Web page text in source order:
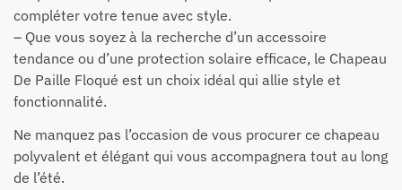
compléter votre tenue avec style.
– Que vous soyez à la recherche d’un accessoire
tendance ou d’une protection solaire efficace, le Chapeau
De Paille Floqué est un choix idéal qui allie style et
fonctionnalité.
Ne manquez pas l’occasion de vous procurer ce chapeau
polyvalent et élégant qui vous accompagnera tout au long
de l’été.